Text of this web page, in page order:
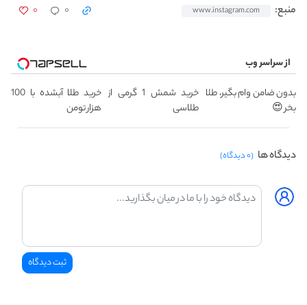
منبع: www.instagram.com ۰ ۰
از سراسر وب
بدون ضامن وام بگیر، طلا
بخر 😍
خرید شمش 1 گرمی از
طلاسی
خرید طلا آبشده با 100
هزار تومن
دیدگاه ها (۰ دیدگاه)